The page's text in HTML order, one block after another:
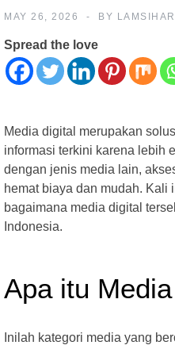
MAY 26, 2026 BY
Spread the love
Media digital merupakan
informasi terkini karena lebih
dengan jenis media lain,
hemat biaya dan mudah. Kali
bagaimana media digital
Indonesia.
Apa itu
Inilah kategori media yang